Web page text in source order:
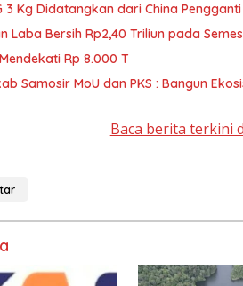
3 Kg Didatangkan dari China Pengganti
Laba Bersih Rp2,40 Triliun pada
Rp 8.000 T
Samosir MoU dan PKS : Bangun
Baca berita terkini